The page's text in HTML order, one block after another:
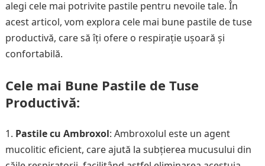
alegi cele mai potrivite pastile pentru nevoile tale. În
acest articol, vom explora cele mai bune pastile de tuse
productivă, care să îți ofere o respirație ușoară și
confortabilă.
Cele mai Bune Pastile de Tuse
Productivă:
Pastile cu Ambroxol: Ambroxolul este un agent
mucolitic eficient, care ajută la subțierea mucusului din